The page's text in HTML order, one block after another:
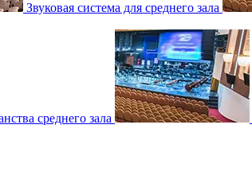
Звуковая система для среднего зала
среднего зала